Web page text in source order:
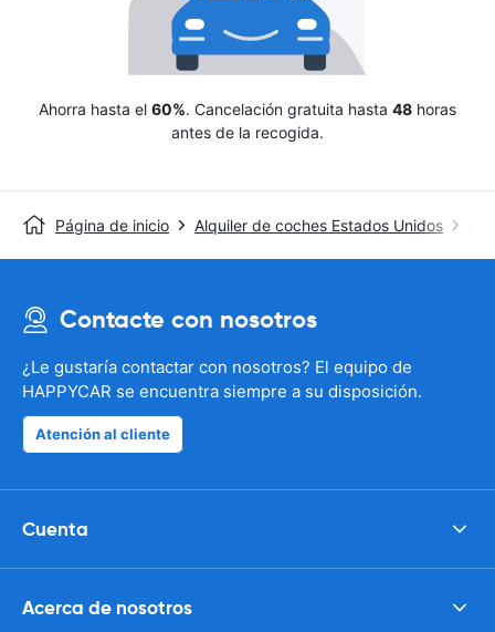
Ahorra hasta el 60%. Cancelación gratuita hasta 48 horas
antes de la recogida.
Página de inicio Alquiler de coches Estados Unidos
Contacte con nosotros
¿Le gustaría contactar con nosotros? El equipo de
HAPPYCAR se encuentra siempre a su disposición.
Atención al cliente
Cuenta
Acerca de nosotros